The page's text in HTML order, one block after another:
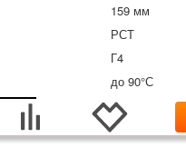
159 мм
РСТ
Г4
до 90°С